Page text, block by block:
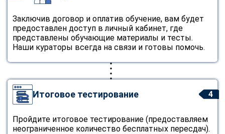
Заключив договор и оплатив обучение, вам будет
предоставлен доступ в личный кабинет, где
представлены обучающие материалы и тесты.
Наши кураторы всегда на связи и готовы помочь.
4
Итоговое тестирование
Пройдите итоговое тестирование (предоставляем
неограниченное количество бесплатных пересдач).